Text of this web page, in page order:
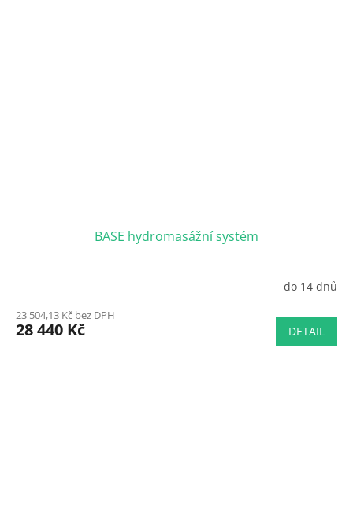
BASE hydromasážní systém
do 14 dnů
23 504,13 Kč bez DPH
28 440 Kč DETAIL